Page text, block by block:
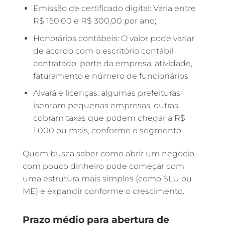
Emissão de certificado digital: Varia entre
R$ 150,00 e R$ 300,00 por ano;
Honorários contábeis: O valor pode variar
de acordo com o escritório contábil
contratado, porte da empresa, atividade,
faturamento e número de funcionários
Alvará e licenças: algumas prefeituras
isentam pequenas empresas, outras
cobram taxas que podem chegar a R$
1.000 ou mais, conforme o segmento.
Quem busca saber como abrir um negócio
com pouco dinheiro pode começar com
uma estrutura mais simples (como SLU ou
ME) e expandir conforme o crescimento.
Prazo médio para abertura de